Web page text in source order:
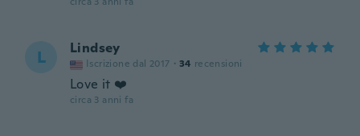
L Lindsey
Iscrizione dal 2017 · 34 recensioni
Love it ❤️
circa 3 anni fa